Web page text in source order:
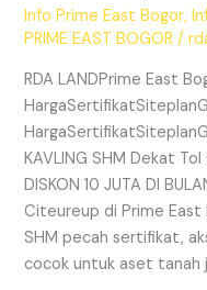
Info Prime East Bogor,
PRIME EAST BOGOR /
RDA LANDPrime East
KAVLING SHM Dekat
DISKON 10 JUTA DI
Citeureup di Prime East
SHM pecah sertifikat,
cocok untuk aset tanah